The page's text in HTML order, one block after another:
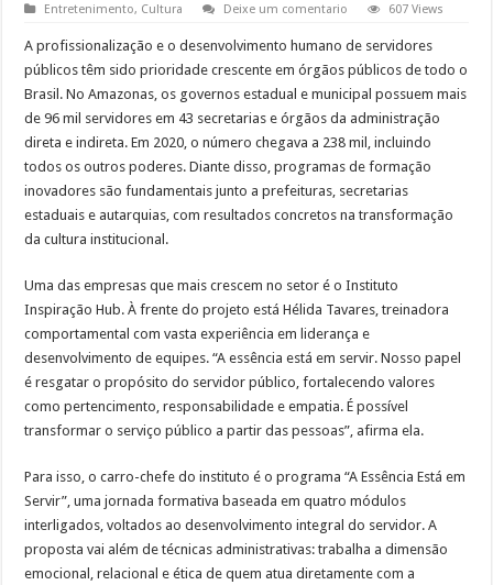
Entretenimento, Cultura Deixe um comentario 607 Views
A profissionalização e o desenvolvimento humano de servidores
públicos têm sido prioridade crescente em órgãos públicos de todo o
Brasil. No Amazonas, os governos estadual e municipal possuem mais
de 96 mil servidores em 43 secretarias e órgãos da administração
direta e indireta. Em 2020, o número chegava a 238 mil, incluindo
todos os outros poderes. Diante disso, programas de formação
inovadores são fundamentais junto a prefeituras, secretarias
estaduais e autarquias, com resultados concretos na transformação
da cultura institucional.
Uma das empresas que mais crescem no setor é o Instituto
Inspiração Hub. À frente do projeto está Hélida Tavares, treinadora
comportamental com vasta experiência em liderança e
desenvolvimento de equipes. “A essência está em servir. Nosso papel
é resgatar o propósito do servidor público, fortalecendo valores
como pertencimento, responsabilidade e empatia. É possível
transformar o serviço público a partir das pessoas”, afirma ela.
Para isso, o carro-chefe do instituto é o programa “A Essência Está em
Servir”, uma jornada formativa baseada em quatro módulos
interligados, voltados ao desenvolvimento integral do servidor. A
proposta vai além de técnicas administrativas: trabalha a dimensão
emocional, relacional e ética de quem atua diretamente com a